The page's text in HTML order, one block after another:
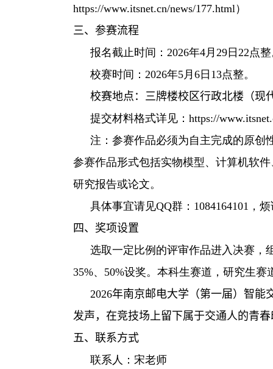
https://www.itsnet.cn/news/177.html）
三、参赛流程
报名截止时间： 2026年4月 29日 22点
校赛时间： 2026年5月 6日 13点整。
校赛地点： 三牌楼校区行政北楼（现
提交材料格式详见： https://
注：参赛作品必须为自主完成的原创
参赛作品形式包括实物模型、计算机软
研究报告或论文。
具体事宜请见QQ群： 1084164101 ，
四、奖项设置
选取一定比例的评审作品进入决赛，
35%、 50%设奖。本科生赛道，研究生赛
2026年南京邮电大学（第一届 ） 智能
发声，在竞技场上留下属于交通人的青
五、联系方式
联系人：宋老师